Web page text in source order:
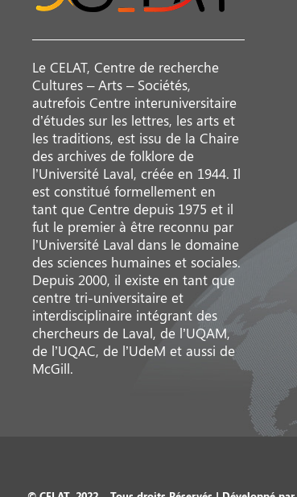
Le CELAT, Centre de recherche
Cultures – Arts – Sociétés,
autrefois Centre interuniversitaire
d’études sur les lettres, les arts et
les traditions, est issu de la Chaire
des archives de folklore de
l’Université Laval, créée en 1944. Il
est constitué formellement en
tant que Centre depuis 1975 et il
fut le premier à être reconnu par
l’Université Laval dans le domaine
des sciences humaines et sociales.
Depuis 2000, il existe en tant que
centre tri-universitaire et
interdisciplinaire intégrant des
chercheurs de Laval, de l’UQAM,
de l’UQAC, de l’UdeM et aussi de
McGill.